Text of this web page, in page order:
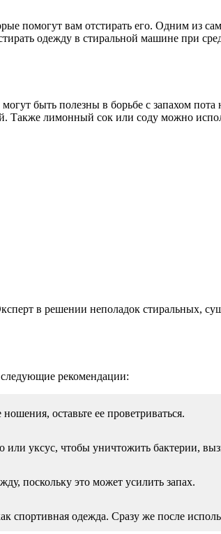
помогут вам отстирать его. Одним из
одежду в стиральной машине при
быть полезны в борьбе с запахом
Также лимонный сок или соду можно
в решении неполадок стиральных,
рекомендации:
оставьте ее проветриваться.
или уксус, чтобы уничтожить бактерии,
поскольку это может усилить запах.
одежда. Сразу же после